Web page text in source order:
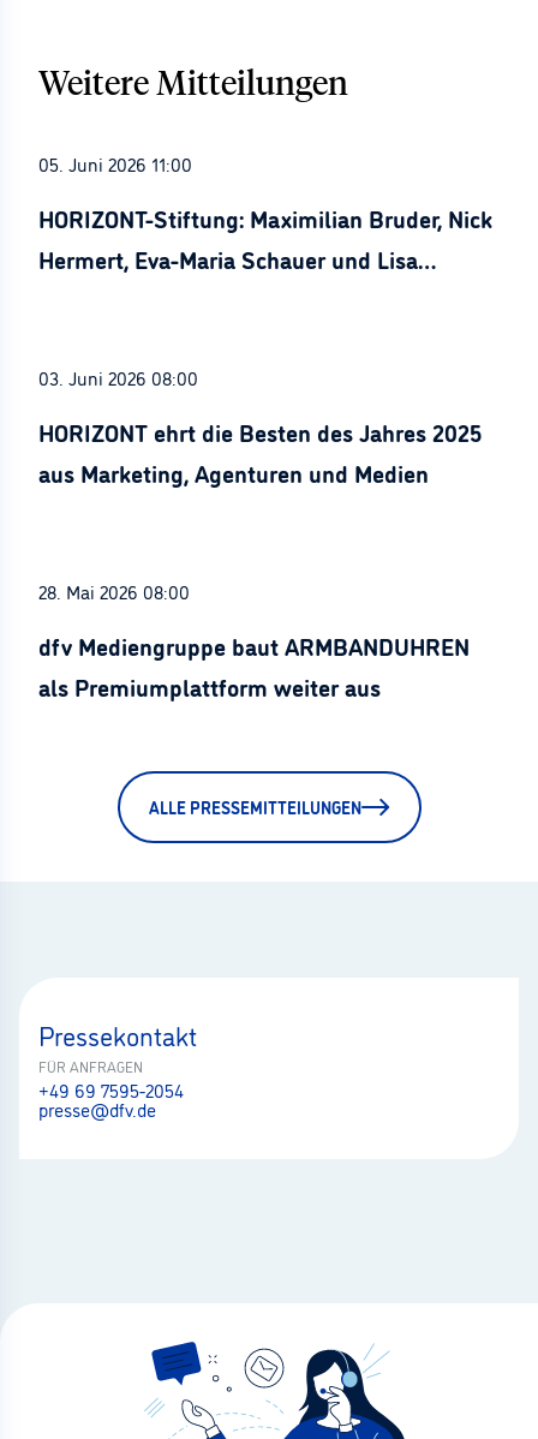
Weitere Mitteilungen
05. Juni 2026 11:00
HORIZONT-Stiftung: Maximilian Bruder, Nick
Hermert, Eva-Maria Schauer und Lisa
03. Juni 2026 08:00
HORIZONT ehrt die Besten des Jahres 2025
aus Marketing, Agenturen und Medien
28. Mai 2026 08:00
dfv Mediengruppe baut ARMBANDUHREN
als Premiumplattform weiter aus
ALLE PRESSEMITTEILUNGEN
Pressekontakt
FÜR ANFRAGEN
+49 69 7595-2054
presse@dfv.de